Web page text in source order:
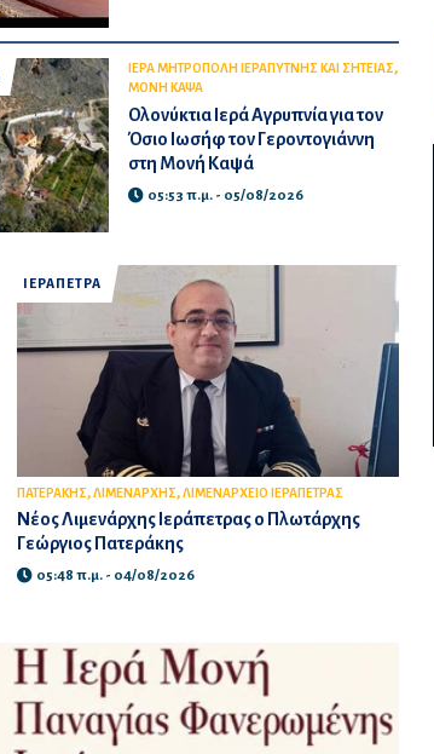
ΙΕΡΑ ΜΗΤΡΟΠΟΛΗ ΙΕΡΑΠΥΤΝΗΣ ΚΑΙ ΣΗΤΕΙΑΣ,
ΜΟΝΗ ΚΑΨΑ
Ολονύκτια Ιερά Αγρυπνία για τον
Όσιο Ιωσήφ τον Γεροντογιάννη
στη Μονή Καψά
05:53 π.μ. - 05/08/2026
ΙΕΡΑΠΕΤΡΑ
ΠΑΤΕΡΑΚΗΣ,ΛΙΜΕΝΑΡΧΗΣ,ΛΙΜΕΝΑΡΧΕΙΟ ΙΕΡΑΠΕΤΡΑΣ
Νέος Λιμενάρχης Ιεράπετρας ο Πλωτάρχης
Γεώργιος Πατεράκης
05:48 π.μ. - 04/08/2026